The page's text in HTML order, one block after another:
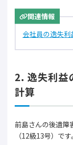
関連情報
会社員の逸失利
2. 逸失利益
計算
前島さんの後遺障
（12級13号）です。